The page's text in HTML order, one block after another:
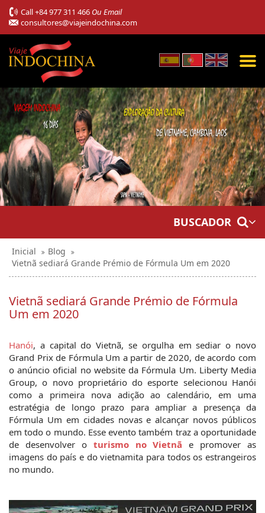
Call+84 977 311 466 Ou Email
consultores@viajeindochina.com
BUSCADOR
Inicial
Blog
Vietnã sediará Grande Prémio de Fórmula Um em 2020
Vietnã sediará Grande Prémio de Fórmula
Um em 2020
Hanói, a capital do Vietnã, se orgulha em sediar o novo
Grand Prix de Fórmula Um a partir de 2020, de acordo com
o anúncio oficial no website da Fórmula Um. Liberty Media
Group, o novo proprietário do esporte selecionou Hanói
como a primeira nova adição ao calendário, em uma
estratégia de longo prazo para ampliar a presença da
Fórmula Um em cidades novas e alcançar novos públicos
em todo o mundo. Esse evento também traz a oportunidade
de desenvolver o turismo no Vietnã e promover as
imagens do país e do vietnamita para todos os estrangeiros
no mundo.